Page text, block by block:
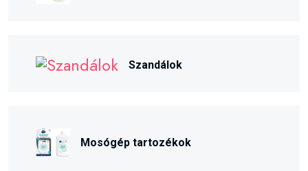
Szandálok
Mosógép tartozékok